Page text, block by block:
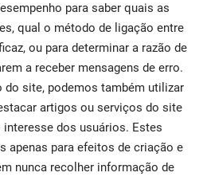
para saber quais as
qual o método de ligação entre
ou para determinar a razão de
a receber mensagens de erro.
do site, podemos também utilizar
artigos ou serviços do site
dos usuários. Estes
apenas para efeitos de criação e
nunca recolher informação de